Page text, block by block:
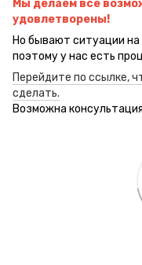
Мы делаем все
удовлетворены!
Но бывают ситуации
поэтому у нас есть
Перейдите по ссылке,
сделать.
Возможна